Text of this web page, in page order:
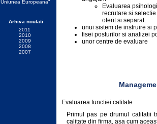
Uniunea Europeana"
Arhiva noutati
2011
2010
2009
2008
2007
Evaluarea
recrutare si
oferit si separat.
unui sistem de instruire si
fisei posturilor si analizei
unor centre de evaluare
Evaluarea functiei calitate
Primul pas pe drumul calitatii
calitate din firma, asa cum